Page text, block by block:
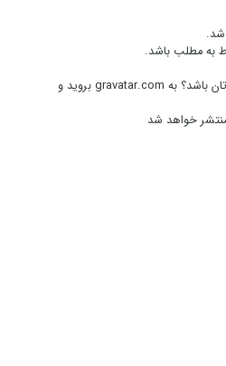
شد.
به مطلب باشد.
باشد؟ به gravatar.com بروید و
خواهد شد